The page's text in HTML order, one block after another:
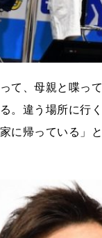
て、母親と喋っ
。違う場所に行
に帰っている」